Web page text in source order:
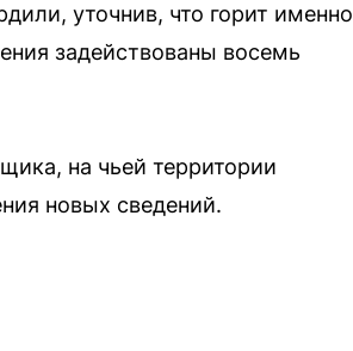
уточнив, что горит именно
задействованы восемь
на чьей территории
новых сведений.